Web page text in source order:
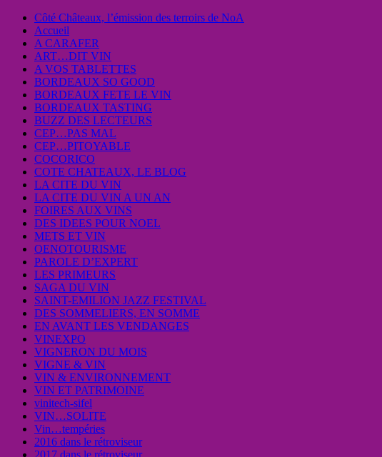
Côté Châteaux, l’émission des terroirs de NoA
Accueil
A CARAFER
ART…DIT VIN
A VOS TABLETTES
BORDEAUX SO GOOD
BORDEAUX FETE LE VIN
BORDEAUX TASTING
BUZZ DES LECTEURS
CEP…PAS MAL
CEP…PITOYABLE
COCORICO
COTE CHATEAUX, LE BLOG
LA CITE DU VIN
LA CITE DU VIN A UN AN
FOIRES AUX VINS
DES IDEES POUR NOEL
METS ET VIN
OENOTOURISME
PAROLE D’EXPERT
LES PRIMEURS
SAGA DU VIN
SAINT-EMILION JAZZ FESTIVAL
DES SOMMELIERS, EN SOMME
EN AVANT LES VENDANGES
VINEXPO
VIGNERON DU MOIS
VIGNE & VIN
VIN & ENVIRONNEMENT
VIN ET PATRIMOINE
vinitech-sifel
VIN…SOLITE
Vin…tempéries
2016 dans le rétroviseur
2017 dans le rétroviseur